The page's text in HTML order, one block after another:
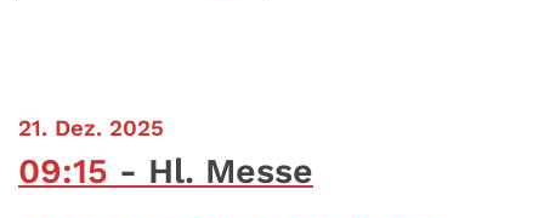
21. Dez. 2025
09:15 Hl. Messe